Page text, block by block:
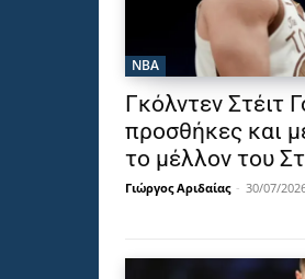
NBA
Γκόλντεν Στέιτ
προσθήκες και
το μέλλον του
Γιώργος Αριδαίας - 30/07/